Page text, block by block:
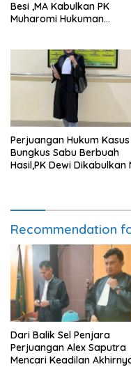
Besi ,MA Kabulkan PK
Muharomi Hukuman
Perjuangan Hukum Kasus
Bungkus Sabu Berbuah
Hasil,PK Dewi Dikabulkan
Recommendation
Dari Balik Sel Penjara
Perjuangan Alex Saputra
Mencari Keadilan